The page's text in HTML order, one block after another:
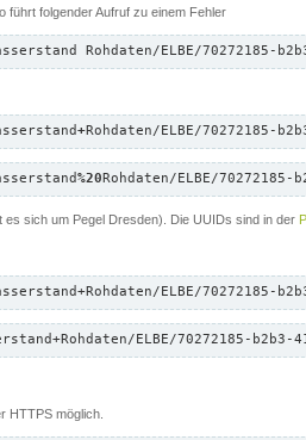
führt folgender Aufruf zu einem Fehler
Rohdaten/ELBE/70272185-
+Rohdaten/ELBE/70272185-
%20Rohdaten/ELBE/
sich um Pegel Dresden). Die UUIDs sind in der
ELBE/70272185-
ELBE/70272185-b2b3-
HTTPS möglich.